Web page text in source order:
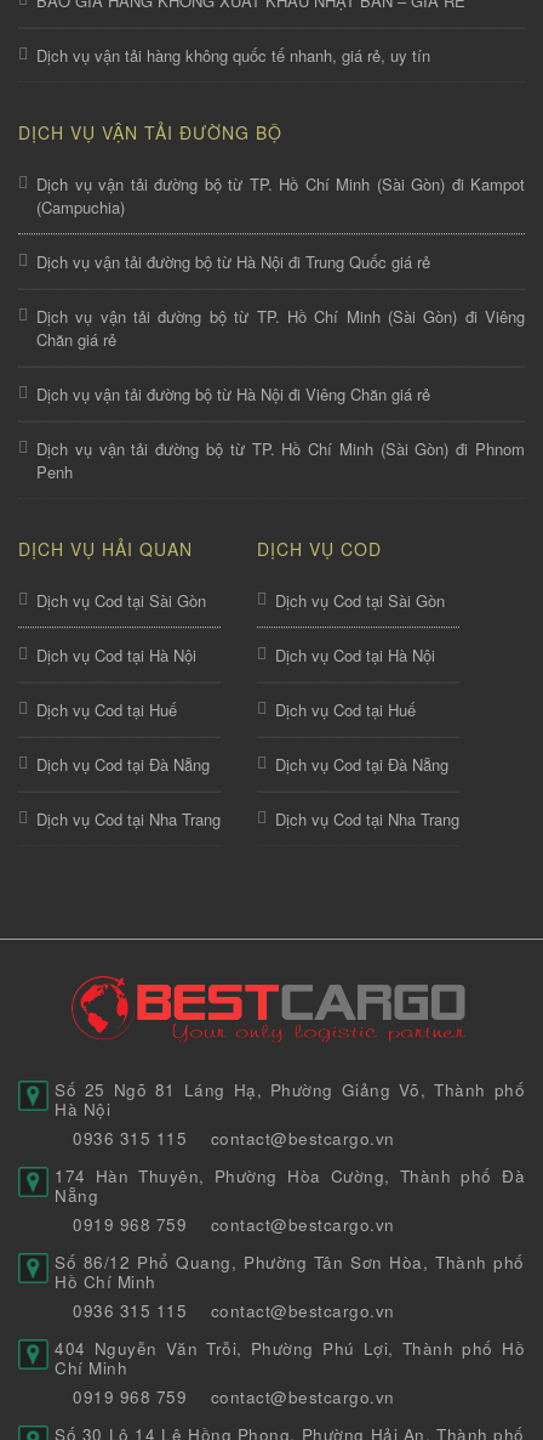
Dịch vụ vận tải hàng không quốc tế nhanh, giá rẻ, uy tín
DỊCH VỤ VẬN TẢI ĐƯỜNG BỘ
Dịch vụ vận tải đường bộ từ TP. Hồ Chí Minh (Sài Gòn) đi Kampot
(Campuchia)
Dịch vụ vận tải đường bộ từ Hà Nội đi Trung Quốc giá rẻ
Dịch vụ vận tải đường bộ từ TP. Hồ Chí Minh (Sài Gòn) đi Viêng
Chăn giá rẻ
Dịch vụ vận tải đường bộ từ Hà Nội đi Viêng Chăn giá rẻ
Dịch vụ vận tải đường bộ từ TP. Hồ Chí Minh (Sài Gòn) đi Phnom
Penh
DỊCH VỤ HẢI QUAN
Dịch vụ Cod tại Sài Gòn
Dịch vụ Cod tại Hà Nội
Dịch vụ Cod tại Huế
Dịch vụ Cod tại Đà Nẵng
Dịch vụ Cod tại Nha Trang
DỊCH VỤ COD
Dịch vụ Cod tại Sài Gòn
Dịch vụ Cod tại Hà Nội
Dịch vụ Cod tại Huế
Dịch vụ Cod tại Đà Nẵng
Dịch vụ Cod tại Nha Trang
Số 25 Ngõ 81 Láng Hạ, Phường Giảng Võ, Thành phố
Hà Nội
0936 315 115
contact@bestcargo.vn
174 Hàn Thuyên, Phường Hòa Cường, Thành phố Đà
Nẵng
0919 968 759
contact@bestcargo.vn
Số 86/12 Phổ Quang, Phường Tân Sơn Hòa, Thành phố
Hồ Chí Minh
0936 315 115
contact@bestcargo.vn
404 Nguyễn Văn Trỗi, Phường Phú Lợi, Thành phố Hồ
Chí Minh
0919 968 759
contact@bestcargo.vn
Số 30 Lô 14 Lê Hồng Phong, Phường Hải An, Thành phố